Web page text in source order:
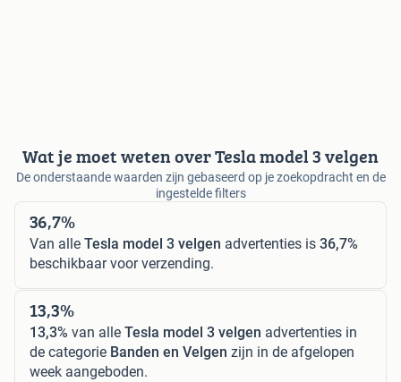
Wat je moet weten over Tesla model 3 velgen
De onderstaande waarden zijn gebaseerd op je zoekopdracht en de
ingestelde filters
36,7%
Van alle Tesla model 3 velgen advertenties is 36,7%
beschikbaar voor verzending.
13,3%
13,3% van alle Tesla model 3 velgen advertenties in
de categorie Banden en Velgen zijn in de afgelopen
week aangeboden.